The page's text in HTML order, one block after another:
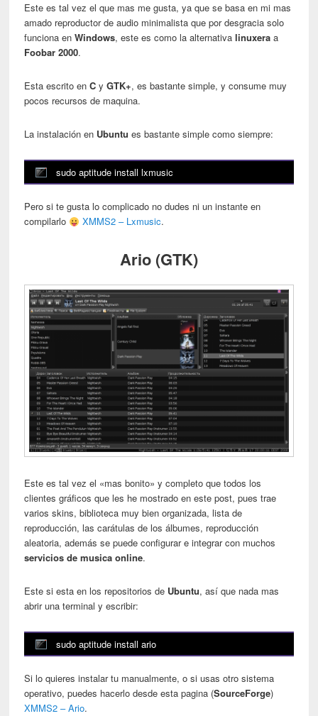
Este es tal vez el que mas me gusta, ya que se basa en mi mas
amado reproductor de audio minimalista que por desgracia solo
funciona enWindows, este es como la alternativalinuxera a
Foobar 2000.
Esta escrito enC yGTK+, es bastante simple, y consume muy
pocos recursos de maquina.
La instalación en Ubuntu es bastante simple como siempre:
sudo aptitude install lxmusic
Pero si te gusta lo complicado no dudes ni un instante en
compilarlo
XMMS2 – Lxmusic.
Ario (GTK)
Este es tal vez el «mas bonito» y completo que todos los
clientes gráficos que les he mostrado en este post, pues trae
varios skins, biblioteca muy bien organizada, lista de
reproducción, las carátulas de los álbumes, reproducción
aleatoria, además se puede configurar e integrar con muchos
servicios de musica online.
Este si esta en los repositorios de Ubuntu, así que nada mas
abrir una terminal y escribir:
sudo aptitude install ario
Si lo quieres instalar tu manualmente, o si usas otro sistema
operativo, puedes hacerlo desde esta pagina (SourceForge)
XMMS2 – Ario.